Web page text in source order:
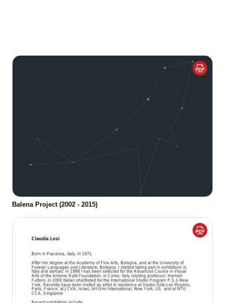
Balena Project (2002 - 2015)